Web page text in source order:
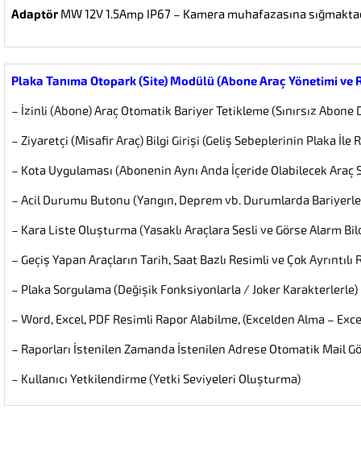
Adaptör MW 12V 1.5Amp IP67 – Kamera muhafazasına
Plaka Tanıma Otopark (Site) Modülü (Abone Araç Yönetimi ve
– İzinli (Abone) Araç Otomatik Bariyer Tetikleme (Sınırsız Abone
– Ziyaretçi (Misafir Araç) Bilgi Girişi (Geliş Sebeplerinin Plaka İle
– Kota Uygulaması (Abonenin Aynı Anda İçeride Olabilecek Araç
– Acil Durumu Butonu (Yangın, Deprem vb. Durumlarda
– Kara Liste Oluşturma (Yasaklı Araçlara Sesli ve Görse Alarm
– Geçiş Yapan Araçların Tarih, Saat Bazlı Resimli ve Çok Ayrıntılı
– Plaka Sorgulama (Değişik Fonksiyonlarla / Joker Karakterlerle)
– Word, Excel, PDF Resimli Rapor Alabilme, (Excelden Alma –
– Raporları İstenilen Zamanda İstenilen Adrese Otomatik Mail
– Kullanıcı Yetkilendirme (Yetki Seviyeleri Oluşturma)